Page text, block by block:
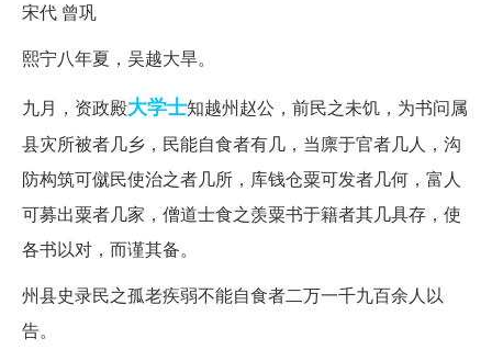
宋代 曾巩
熙宁八年夏，吴越大旱。
九月，资政殿大学士知越州赵公，前民之未饥，为书问属
县灾所被者几乡，民能自食者有几，当廪于官者几人，沟
防构筑可僦民使治之者几所，库钱仓粟可发者几何，富人
可募出粟者几家，僧道士食之羡粟书于籍者其几具存，使
各书以对，而谨其备。
州县史录民之孤老疾弱不能自食者二万一千九百余人以
告。